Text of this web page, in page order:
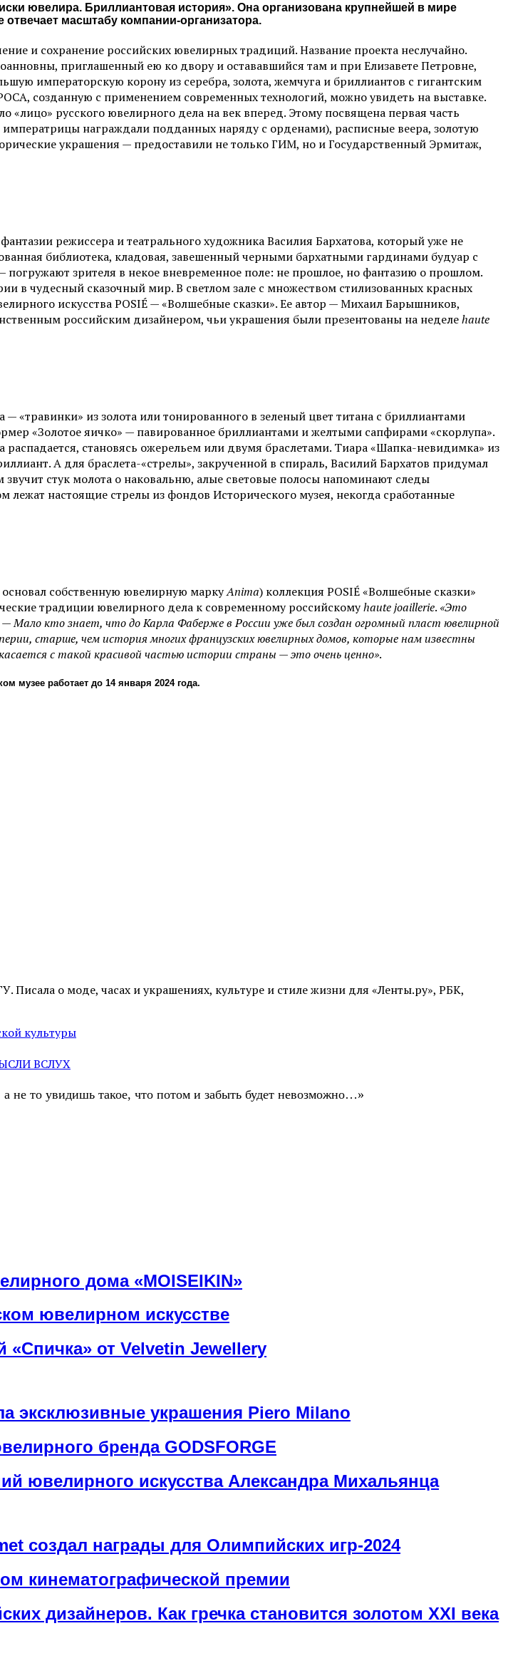
ювелира. Бриллиантовая история». Она организована крупнейшей в мире
масштабу компании-организатора.
и сохранение российских ювелирных традиций. Название проекта неслучайно.
приглашенный ею ко двору и остававшийся там и при Елизавете Петровне,
императорскую корону из серебра, золота, жемчуга и бриллиантов с гигантским
созданную с применением современных технологий, можно увидеть на выставке.
русского ювелирного дела на век вперед. Этому посвящена первая часть
награждали подданных наряду с орденами), расписные веера, золотую
украшения — предоставили не только ГИМ, но и Государственный Эрмитаж,
режиссера и театрального художника Василия Бархатова, который уже не
библиотека, кладовая, завешенный черными бархатными гардинами будуар с
зрителя в некое вневременное поле: не прошлое, но фантазию о прошлом.
в чудесный сказочный мир. В светлом зале с множеством стилизованных красных
искусства POSIÉ — «Волшебные сказки». Ее автор — Михаил Барышников,
российским дизайнером, чьи украшения были презентованы на неделеhaute
из золота или тонированного в зеленый цвет титана с бриллиантами
«Золотое яичко» — павированное бриллиантами и желтыми сапфирами «скорлупа».
становясь ожерельем или двумя браслетами. Тиара «Шапка-невидимка» из
А для браслета-«стрелы», закрученной в спираль, Василий Бархатов придумал
стук молота о наковальню, алые световые полосы напоминают следы
настоящие стрелы из фондов Исторического музея, некогда сработанные
собственную ювелирную маркуAnima) коллекция POSIÉ «Волшебные сказки»
традиции ювелирного дела к современному российскомуhaute joaillerie. «Это
— Мало кто знает, что до Карла Фаберже в России уже был создан огромный пласт ювелирной
старше, чем история многих французских ювелирных домов, которые нам известны
с такой красивой частью истории страны — это очень ценно».
музее работает до 14 января 2024 года.
Писала о моде, часах и украшениях, культуре и стиле жизни для «Ленты.ру», РБК,
культуры
ВСЛУХ
не то увидишь такое, что потом и забыть будет невозможно…»
дома «MOISEIKIN»
ювелирном искусстве
«Спичка» от Velvetin Jewellery
эксклюзивные украшения Piero Milano
бренда GODSFORGE
ювелирного искусства Александра Михальянца
создал награды для Олимпийских игр-2024
кинематографической премии
дизайнеров. Как гречка становится золотом XXI века